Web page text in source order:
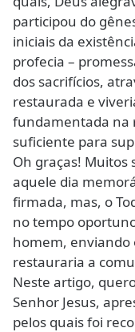
participou do
iniciais da
profecia –
dos sacrifícios,
restaurada e
fundamentada na
suficiente para
Oh graças! Muitos
aquele dia
firmada, mas, o
no tempo
homem, enviando
restauraria a
Neste artigo,
Senhor Jesus,
pelos quais foi